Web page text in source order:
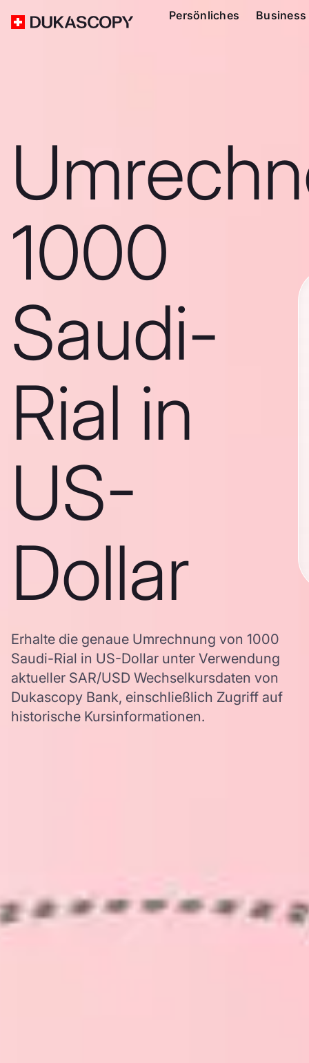
Persönliches Business
1000
Saudi-
Rial in
US-
Dollar
Erhalte die genaue Umrechnung von 1000
Saudi-Rial in US-Dollar unter Verwendung
aktueller SAR/USD Wechselkursdaten von
Dukascopy Bank, einschließlich Zugriff auf
historische Kursinformationen.